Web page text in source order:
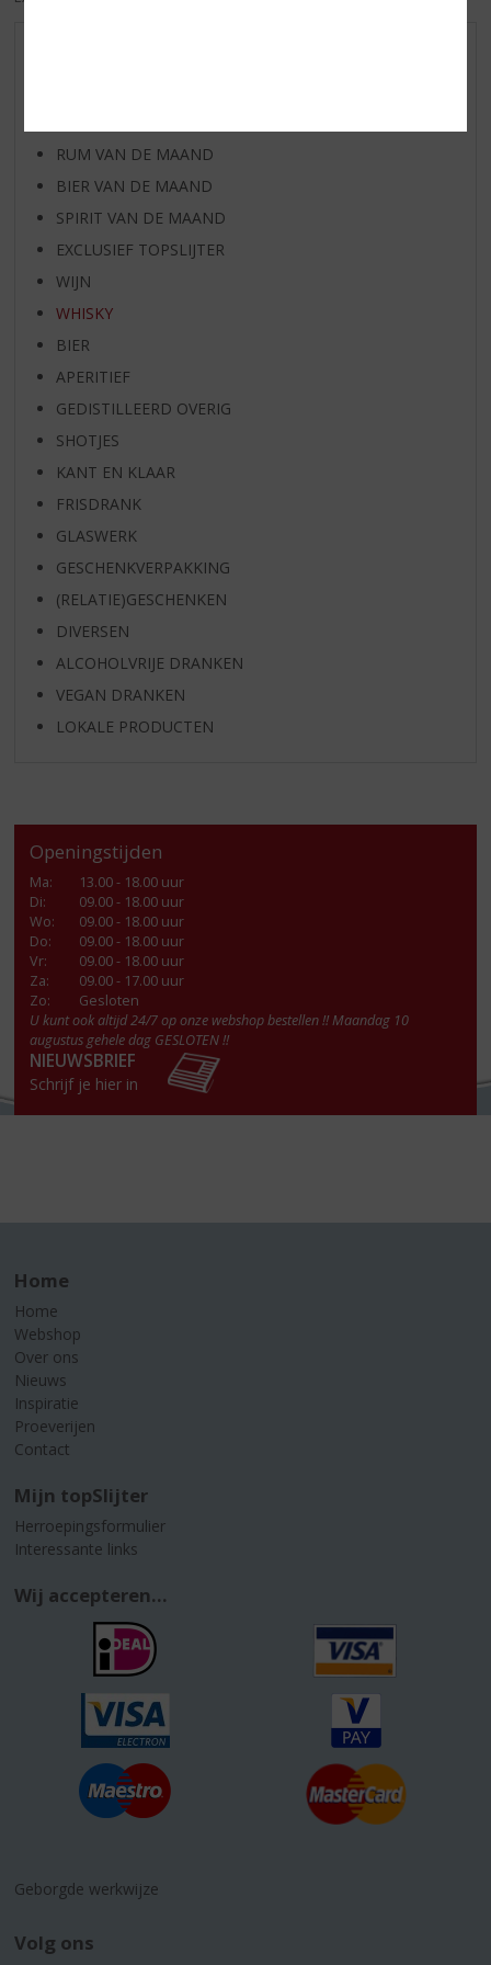
RUM VAN DE MAAND
BIER VAN DE MAAND
SPIRIT VAN DE MAAND
EXCLUSIEF TOPSLIJTER
WIJN
WHISKY
BIER
APERITIEF
GEDISTILLEERD OVERIG
SHOTJES
KANT EN KLAAR
FRISDRANK
GLASWERK
GESCHENKVERPAKKING
(RELATIE)GESCHENKEN
DIVERSEN
ALCOHOLVRIJE DRANKEN
VEGAN DRANKEN
LOKALE PRODUCTEN
Openingstijden
Ma:
13.00 - 18.00 uur
Di:
09.00 - 18.00 uur
Wo:
09.00 - 18.00 uur
Do:
09.00 - 18.00 uur
Vr:
09.00 - 18.00 uur
Za:
09.00 - 17.00 uur
Zo:
Gesloten
U kunt ook altijd 24/7 op onze webshop bestellen !! Maandag 10
augustus gehele dag GESLOTEN !!
NIEUWSBRIEF
Schrijf je hier in
Home
Home
Webshop
Over ons
Nieuws
Inspiratie
Proeverijen
Contact
Mijn topSlijter
Herroepingsformulier
Interessante links
Wij accepteren...
Geborgde werkwijze
Volg ons